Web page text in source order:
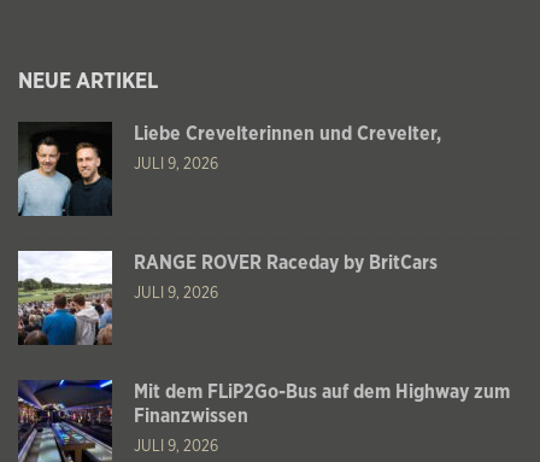
NEUE ARTIKEL
Liebe Crevelterinnen und Crevelter,
JULI 9, 2026
RANGE ROVER Raceday by BritCars
JULI 9, 2026
Mit dem FLiP2Go-Bus auf dem Highway zum
Finanzwissen
JULI 9, 2026